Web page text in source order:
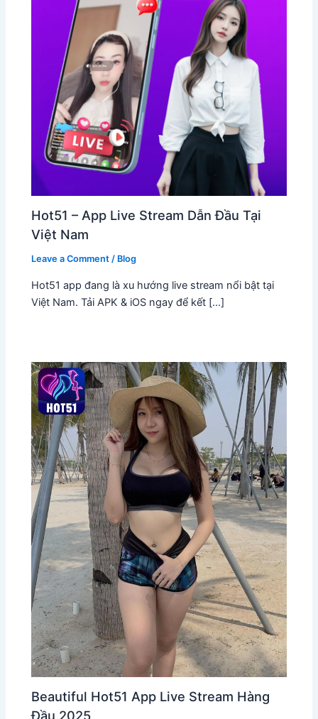
Hot51 – App Live Stream Dẫn Đầu Tại
Việt Nam
Leave a Comment / Blog
Hot51 app đang là xu hướng live stream nổi bật tại
Việt Nam. Tải APK & iOS ngay để kết […]
Beautiful Hot51 App Live Stream Hàng
Đầu 2025